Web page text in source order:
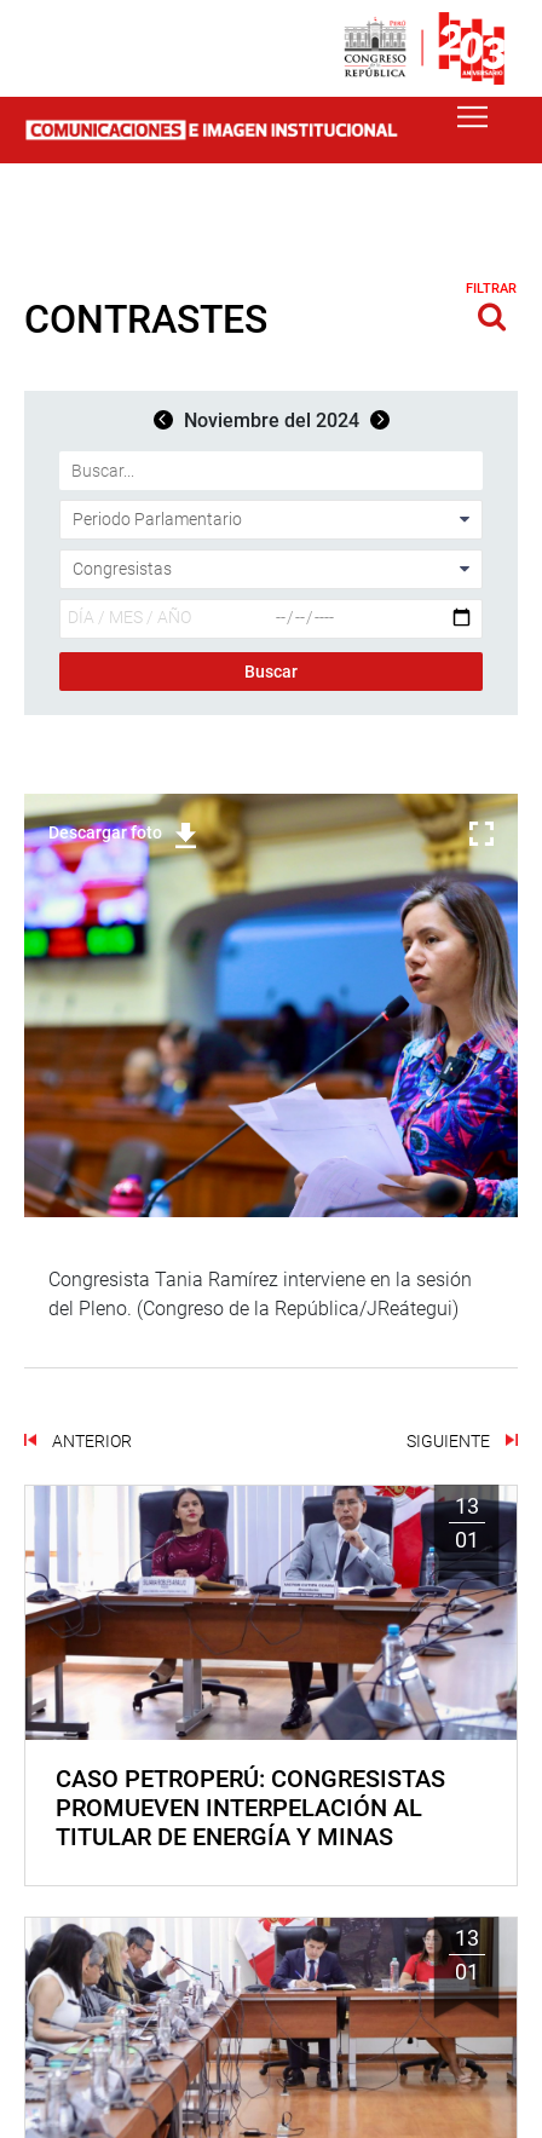
CONTRASTES
FILTRAR
Noviembre del 2024
Descargar foto
Congresista Tania Ramírez interviene en la sesión
del Pleno. (Congreso de la República/JReátegui)
ANTERIOR SIGUIENTE
13
01
CASO PETROPERÚ: CONGRESISTAS
PROMUEVEN INTERPELACIÓN AL
TITULAR DE ENERGÍA Y MINAS
13
01